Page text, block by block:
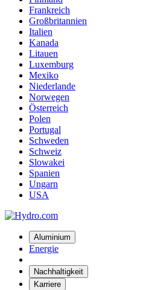
Frankreich
Großbritannien
Italien
Kanada
Litauen
Luxemburg
Mexiko
Niederlande
Norwegen
Österreich
Polen
Portugal
Schweden
Schweiz
Slowakei
Spanien
Ungarn
USA
Aluminium
Energie
Nachhaltigkeit
Karriere